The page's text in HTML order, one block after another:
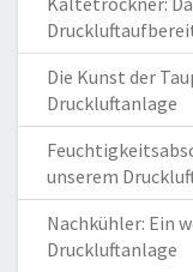
Die Kunst der
Druckluftanlage
unserem
Nachkühler: Ein
Druckluftanlage